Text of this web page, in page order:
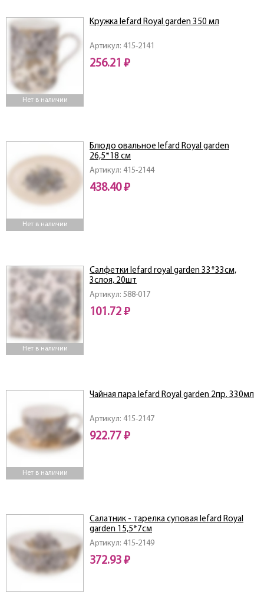
Нет в наличии
Артикул: 415-2141
Кружка lefard Royal garden 350 мл
256.21 ₽
Нет в наличии
Артикул: 415-2144
Блюдо овальное lefard Royal garden
26,5*18 см
438.40 ₽
Нет в наличии
Артикул: 588-017
Салфетки lefard royal garden 33*33см,
3слоя, 20шт
101.72 ₽
Нет в наличии
Артикул: 415-2147
Чайная пара lefard Royal garden 2пр. 330мл
922.77 ₽
Артикул: 415-2149
Салатник - тарелка суповая lefard Royal
garden 15,5*7см
372.93 ₽